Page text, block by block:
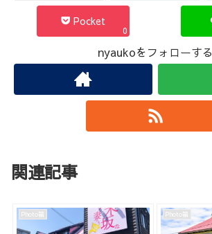
Pocket
0
nyaukoをフォローする
関連記事
Photo箱 Photo箱